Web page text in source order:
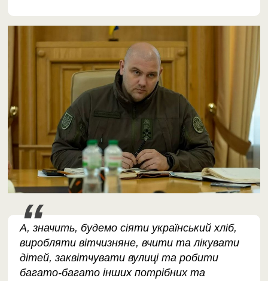
А, значить, будемо сіяти український хліб,
виробляти вітчизняне, вчити та лікувати
дітей, заквітчувати вулиці та робити
багато-багато інших потрібних та